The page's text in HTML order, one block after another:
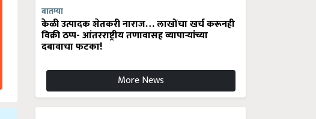
बातम्या
केळी उत्पादक शेतकरी नाराज… लाखोंचा खर्च करूनही
विक्री ठप्प- आंतरराष्ट्रीय तणावासह व्यापाऱ्यांच्या
दबावाचा फटका!
More News